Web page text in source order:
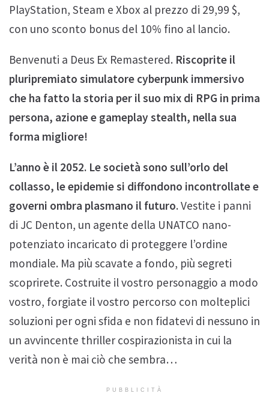
PlayStation, Steam e Xbox al prezzo di 29,99 $,
con uno sconto bonus del 10% fino al lancio.
Benvenuti a Deus Ex Remastered. Riscoprite il
pluripremiato simulatore cyberpunk immersivo
che ha fatto la storia per il suo mix di RPG in prima
persona, azione e gameplay stealth, nella sua
forma migliore!
L’anno è il 2052. Le società sono sull’orlo del
collasso, le epidemie si diffondono incontrollate e
governi ombra plasmano il futuro. Vestite i panni
di JC Denton, un agente della UNATCO nano-
potenziato incaricato di proteggere l’ordine
mondiale. Ma più scavate a fondo, più segreti
scoprirete. Costruite il vostro personaggio a modo
vostro, forgiate il vostro percorso con molteplici
soluzioni per ogni sfida e non fidatevi di nessuno in
un avvincente thriller cospirazionista in cui la
verità non è mai ciò che sembra…
PUBBLICITÀ